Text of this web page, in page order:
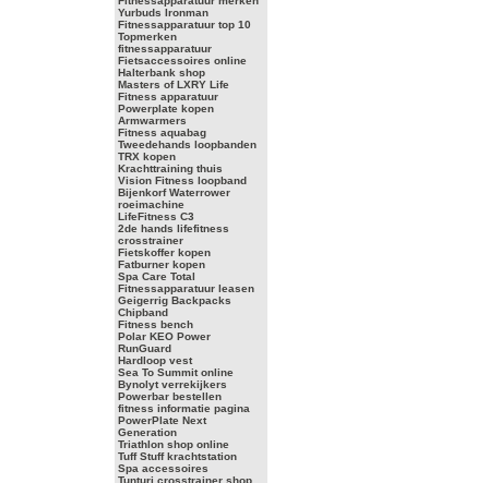
Yurbuds Ironman
Fitnessapparatuur top 10
Topmerken
fitnessapparatuur
Fietsaccessoires online
Halterbank shop
Masters of LXRY Life
Fitness apparatuur
Powerplate kopen
Armwarmers
Fitness aquabag
Tweedehands loopbanden
TRX kopen
Krachttraining thuis
Vision Fitness loopband
Bijenkorf Waterrower
roeimachine
LifeFitness C3
2de hands lifefitness
crosstrainer
Fietskoffer kopen
Fatburner kopen
Spa Care Total
Fitnessapparatuur leasen
Geigerrig Backpacks
Chipband
Fitness bench
Polar KEO Power
RunGuard
Hardloop vest
Sea To Summit online
Bynolyt verrekijkers
Powerbar bestellen
fitness informatie pagina
PowerPlate Next
Generation
Triathlon shop online
Tuff Stuff krachtstation
Spa accessoires
Tunturi crosstrainer shop